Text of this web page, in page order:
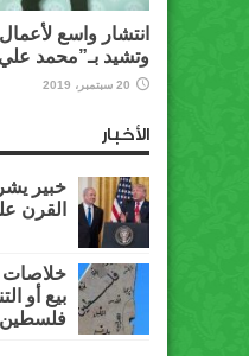
انتشار واسع
وتشيد بـ”محمد
20 سبتمبر، 2019
الأخبار
خبير
القرن
خلاصات
بيع أو
فلسطين